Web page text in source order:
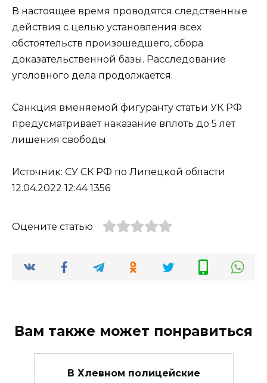
В настоящее время проводятся следственные
действия с целью установления всех
обстоятельств произошедшего, сбора
доказательственной базы. Расследование
уголовного дела продолжается.
Санкция вменяемой фигуранту статьи УК РФ
предусматривает наказание вплоть до 5 лет
лишения свободы.
Источник: СУ СК РФ по Липецкой области
12.04.2022 12:44 1356
Оцените статью
Вам также может понравиться
В Хлевном полицейские